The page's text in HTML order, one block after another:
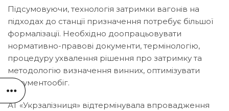
Підсумовуючи, технологія затримки вагонів на
підходах до станції призначення потребує більшої
формалізації. Необхідно доопрацьовувати
нормативно-правові документи, термінологію,
процедуру ухвалення рішення про затримку та
методологію визначення винних, оптимізувати
документообіг.
АТ «Укрзалізниця» відтермінувала впровадження